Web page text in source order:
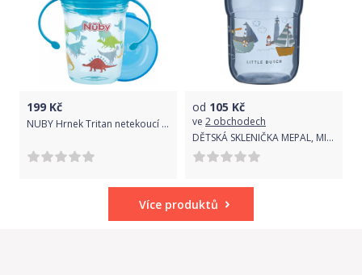
199 Kč
NUBY Hrnek Tritan netekoucí 360° s držadly, 6 m+ modrý
od 105 Kč
ve 2 obchodech
DĚTSKÁ SKLENIČKA MEPAL, MIO 250 ML, LITTLE DUTCH - NÁMOŘNICKÝ ZÁLIV
Více produktů